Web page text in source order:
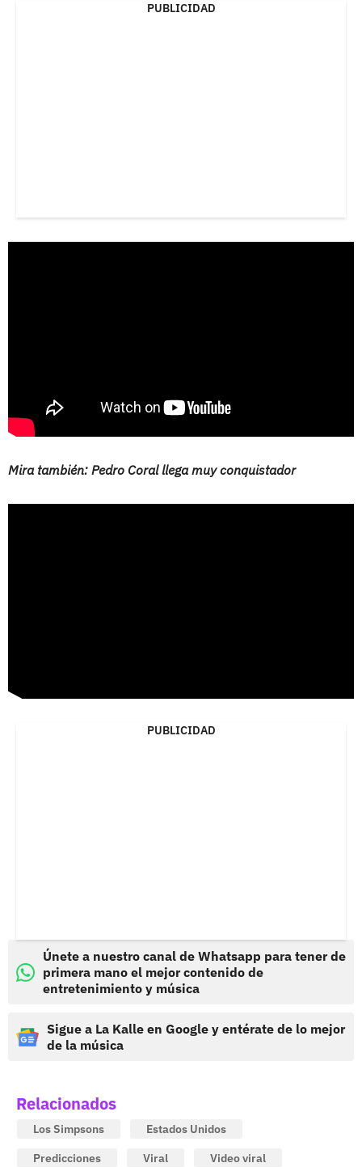
PUBLICIDAD
Mira también: Pedro Coral llega muy conquistador
PUBLICIDAD
Únete a nuestro canal de Whatsapp para tener de
primera mano el mejor contenido de
entretenimiento y música
Sigue a La Kalle en Google y entérate de lo mejor
de la música
Relacionados
Los Simpsons
Estados Unidos
Predicciones
Viral Video viral